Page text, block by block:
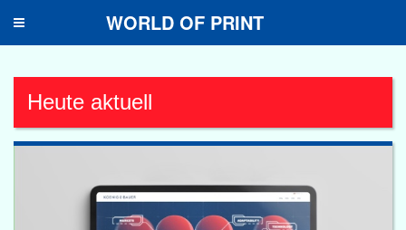
Toggle
WORLD OF PRINT
Heute aktuell